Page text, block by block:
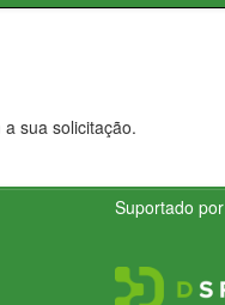
sua solicitação.
Suportado por